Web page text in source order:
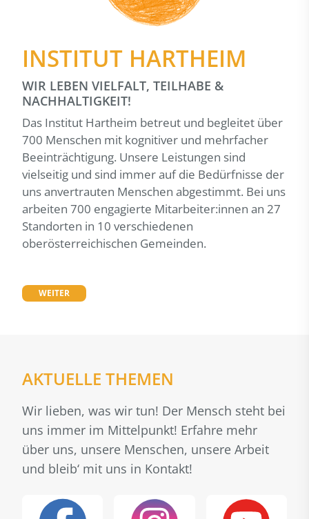
INSTITUT HARTHEIM
WIR LEBEN VIELFALT, TEILHABE &
NACHHALTIGKEIT!
Das Institut Hartheim betreut und begleitet über
700 Menschen mit kognitiver und mehrfacher
Beeinträchtigung. Unsere Leistungen sind
vielseitig und sind immer auf die Bedürfnisse der
uns anvertrauten Menschen abgestimmt. Bei uns
arbeiten 700 engagierte Mitarbeiter:innen an 27
Standorten in 10 verschiedenen
oberösterreichischen Gemeinden.
WEITER
AKTUELLE THEMEN
Wir lieben, was wir tun! Der Mensch steht bei
uns immer im Mittelpunkt! Erfahre mehr
über uns, unsere Menschen, unsere Arbeit
und bleib‘ mit uns in Kontakt!